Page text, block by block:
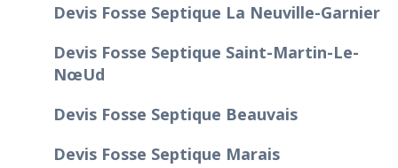
Devis Fosse Septique La Neuville-Garnier
Devis Fosse Septique Saint-Martin-Le-
Nœud
Devis Fosse Septique Beauvais
Devis Fosse Septique Marais